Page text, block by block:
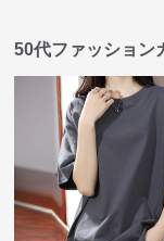
50代ファッション